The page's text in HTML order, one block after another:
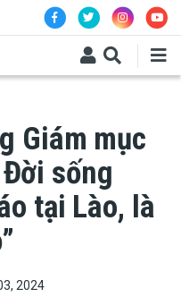
Giám mục
sống
tại Lào, là
2024